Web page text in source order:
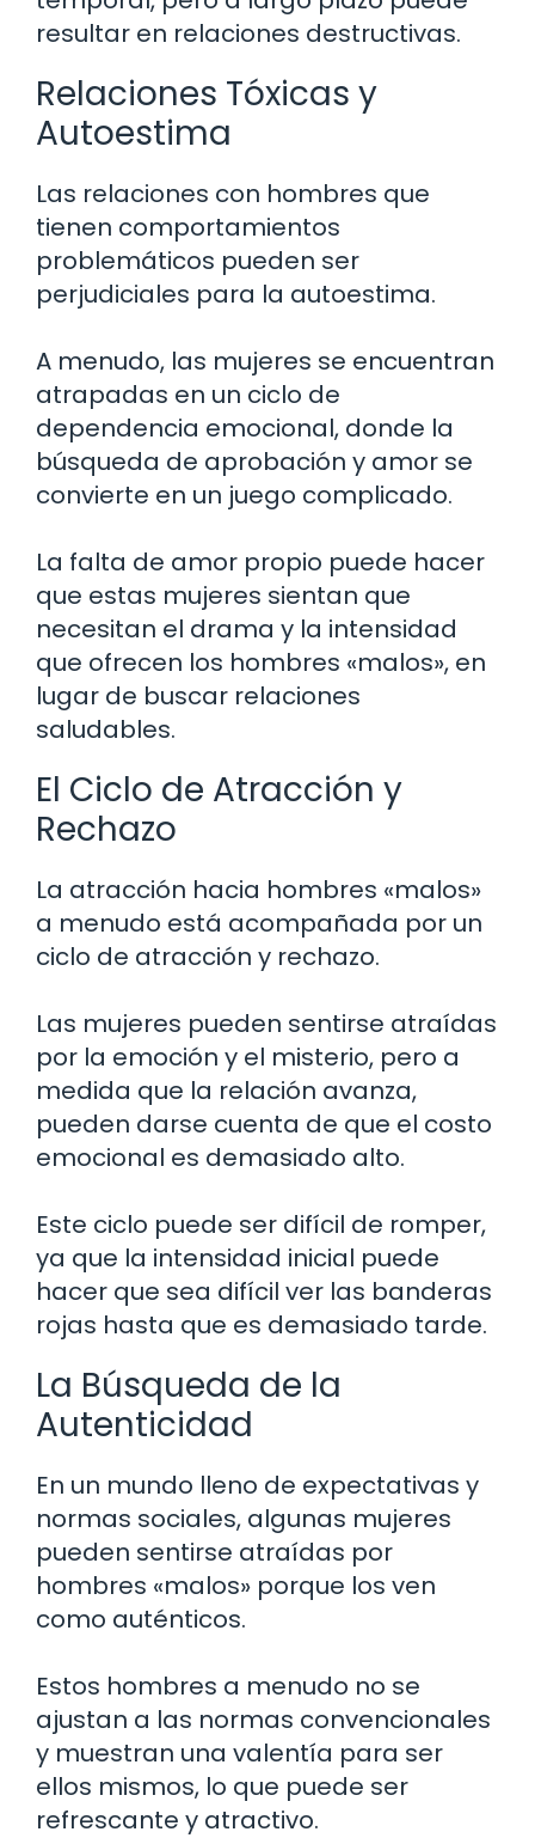
resultar en relaciones destructivas.
Relaciones Tóxicas y
Autoestima
Las relaciones con hombres que
tienen comportamientos
problemáticos pueden ser
perjudiciales para la autoestima.
A menudo, las mujeres se encuentran
atrapadas en un ciclo de
dependencia emocional, donde la
búsqueda de aprobación y amor se
convierte en un juego complicado.
La falta de amor propio puede hacer
que estas mujeres sientan que
necesitan el drama y la intensidad
que ofrecen los hombres «malos», en
lugar de buscar relaciones
saludables.
El Ciclo de Atracción y
Rechazo
La atracción hacia hombres «malos»
a menudo está acompañada por un
ciclo de atracción y rechazo.
Las mujeres pueden sentirse atraídas
por la emoción y el misterio, pero a
medida que la relación avanza,
pueden darse cuenta de que el costo
emocional es demasiado alto.
Este ciclo puede ser difícil de romper,
ya que la intensidad inicial puede
hacer que sea difícil ver las banderas
rojas hasta que es demasiado tarde.
La Búsqueda de la
Autenticidad
En un mundo lleno de expectativas y
normas sociales, algunas mujeres
pueden sentirse atraídas por
hombres «malos» porque los ven
como auténticos.
Estos hombres a menudo no se
ajustan a las normas convencionales
y muestran una valentía para ser
ellos mismos, lo que puede ser
refrescante y atractivo.